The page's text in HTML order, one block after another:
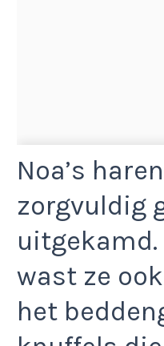
Noa’s
zorgvuldig
wast ze
het